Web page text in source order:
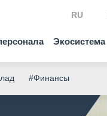
Экосистема
RU
#Финансы